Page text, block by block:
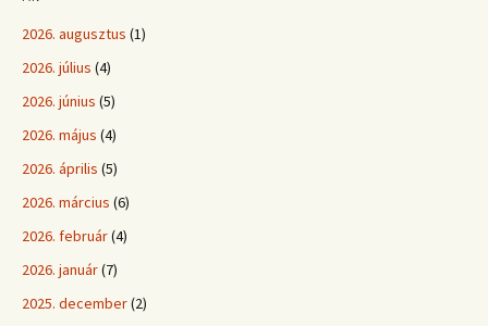
2026. augusztus (1)
2026. július (4)
2026. június (5)
2026. május (4)
2026. április (5)
2026. március (6)
2026. február(4)
2026. január(7)
2025. december(2)